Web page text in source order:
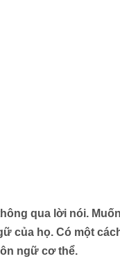
qua lời nói.
của họ. Có một
ngữ cơ thể.